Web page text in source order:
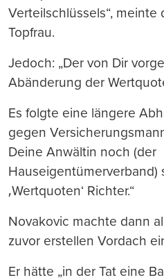
Verteilschlüssels“, meinte
Topfrau.
Jedoch: „Der von Dir
Abänderung der
Es folgte eine längere
gegen
Deine Anwältin noch (der
Hauseigentümerverband)
‚Wertquoten‘ Richter.“
Novakovic machte dann
zuvor erstellen Vordach
Er hätte „in der Tat eine